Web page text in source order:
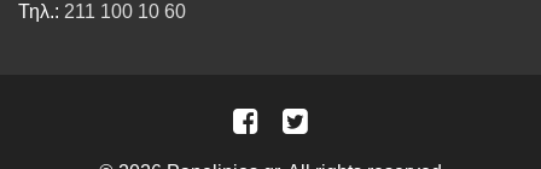
Τηλ.: 211 100 10 60